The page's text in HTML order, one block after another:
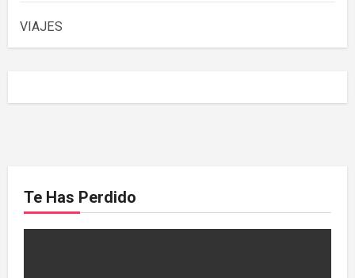
VIAJES
Te Has Perdido